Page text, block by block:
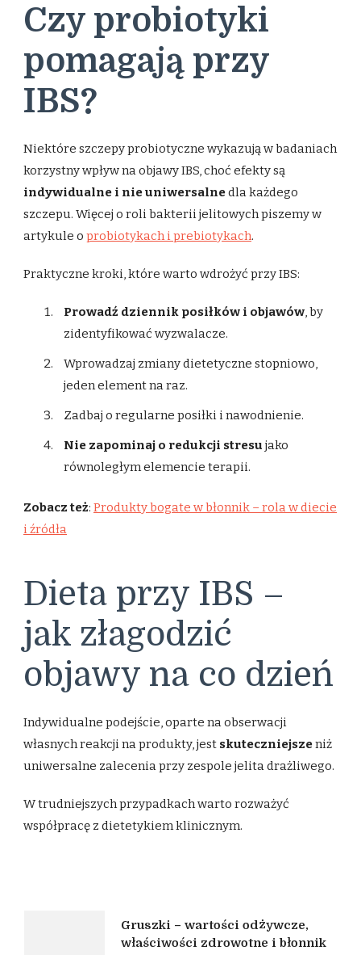
Czy probiotyki
pomagają przy
IBS?
Niektóre szczepy probiotyczne wykazują w badaniach
korzystny wpływ na objawy IBS, choć efekty są
indywidualne i nie uniwersalnedla każdego
szczepu. Więcej o roli bakterii jelitowych piszemy w
artykule o probiotykach i prebiotykach.
Praktyczne kroki, które warto wdrożyć przy IBS:
Prowadź dziennik posiłków i objawów, by
zidentyfikować wyzwalacze.
Wprowadzaj zmiany dietetyczne stopniowo,
jeden element na raz.
Zadbaj o regularne posiłki i nawodnienie.
Nie zapominaj o redukcji stresu jako
równoległym elemencie terapii.
Zobacz też: Produkty bogate w błonnik – rola w diecie
i źródła
Dieta przy IBS –
jak złagodzić
objawy na co dzień
Indywidualne podejście, oparte na obserwacji
własnych reakcji na produkty, jest skuteczniejszeniż
uniwersalne zalecenia przy zespole jelita drażliwego.
W trudniejszych przypadkach warto rozważyć
współpracę z dietetykiem klinicznym.
NawigacjaGruszki – wartości odżywcze,
właściwości zdrowotne i błonnik